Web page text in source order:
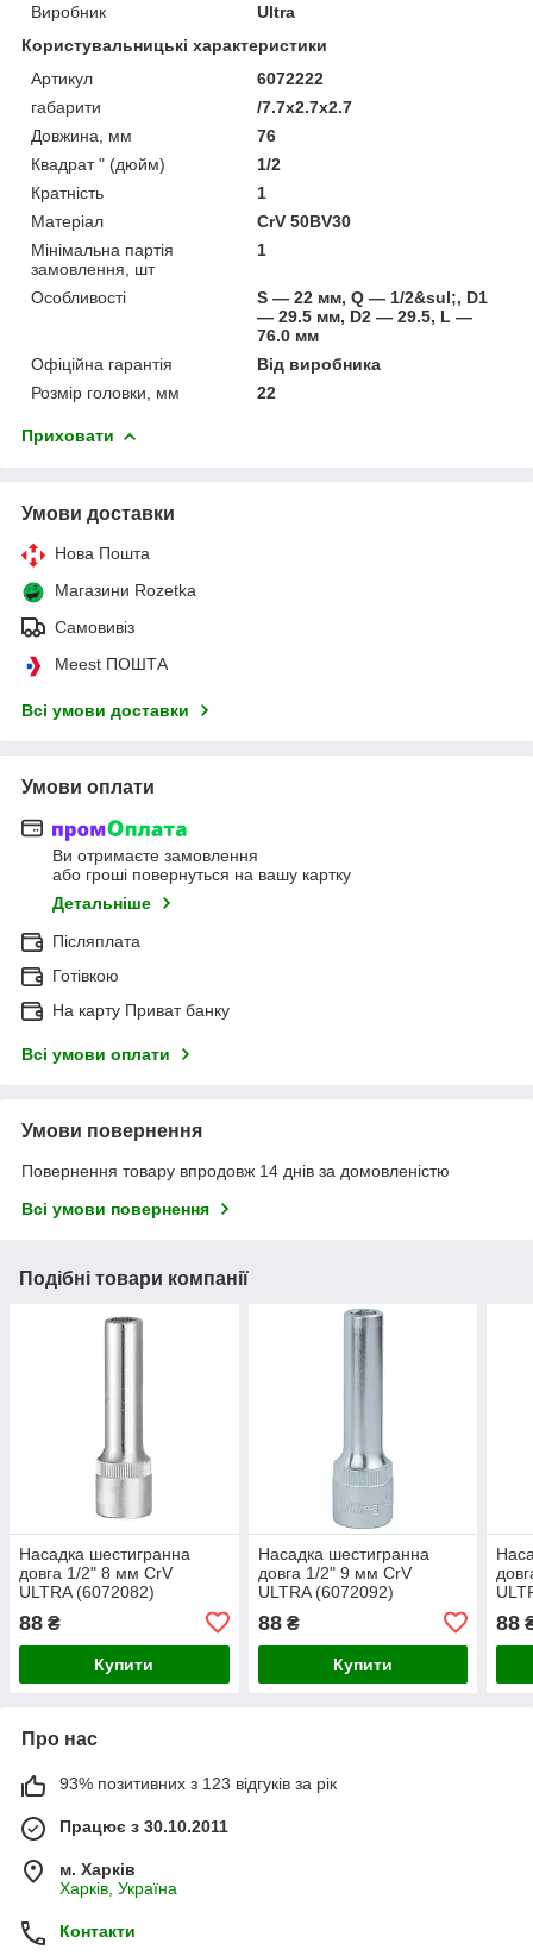
Виробник
Ultra
Користувальницькі характеристики
Артикул
6072222
габарити
/7.7x2.7x2.7
Довжина, мм
76
Квадрат " (дюйм)
1/2
Кратність
1
Матеріал
CrV 50BV30
Мінімальна партія
замовлення, шт
1
Особливості
S — 22 мм, Q — 1/2&sul;, D1
— 29.5 мм, D2 — 29.5, L —
76.0 мм
Офіційна гарантія
Від виробника
Розмір головки, мм
22
Приховати
Умови доставки
Нова Пошта
Магазини Rozetka
Самовивіз
Meest ПОШТА
Всі умови доставки
Умови оплати
Ви отримаєте замовлення
або гроші повернуться на вашу картку
Детальніше
Післяплата
Готівкою
На карту Приват банку
Всі умови оплати
Умови повернення
Повернення товару впродовж 14 днів за домовленістю
Всі умови повернення
Подібні товари компанії
Насадка шестигранна
довга 1/2" 8 мм CrV
ULTRA (6072082)
88 ₴
Купити
Насадка шестигранна
довга 1/2" 9 мм CrV
ULTRA (6072092)
88₴
Купити
88
Про нас
93% позитивних з 123 відгуків за рік
Працює з 30.10.2011
м. Харків
Харків, Україна
Контакти